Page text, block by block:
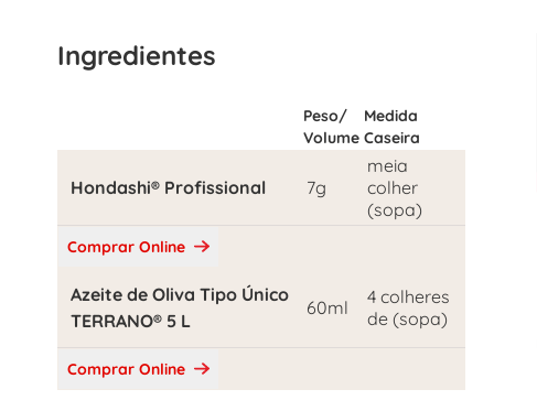
Ingredientes
Peso/
Volume
Medida
Caseira
Hondashi® Profissional 7g
meia
colher
(sopa)
Comprar Online
Azeite de Oliva Tipo Único
TERRANO® 5 L
60ml
4 colheres
de (sopa)
Comprar Online